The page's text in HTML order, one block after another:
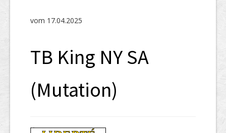
UID-Register
Marken-Register
Links
vom 17.04.2025
TB King NY SA
(Mutation)